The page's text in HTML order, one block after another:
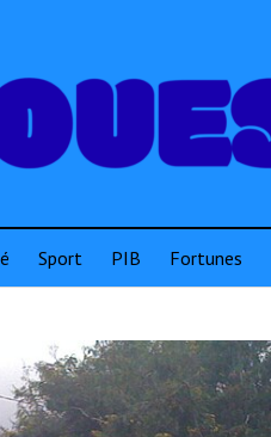
Sport PIB Fortunes